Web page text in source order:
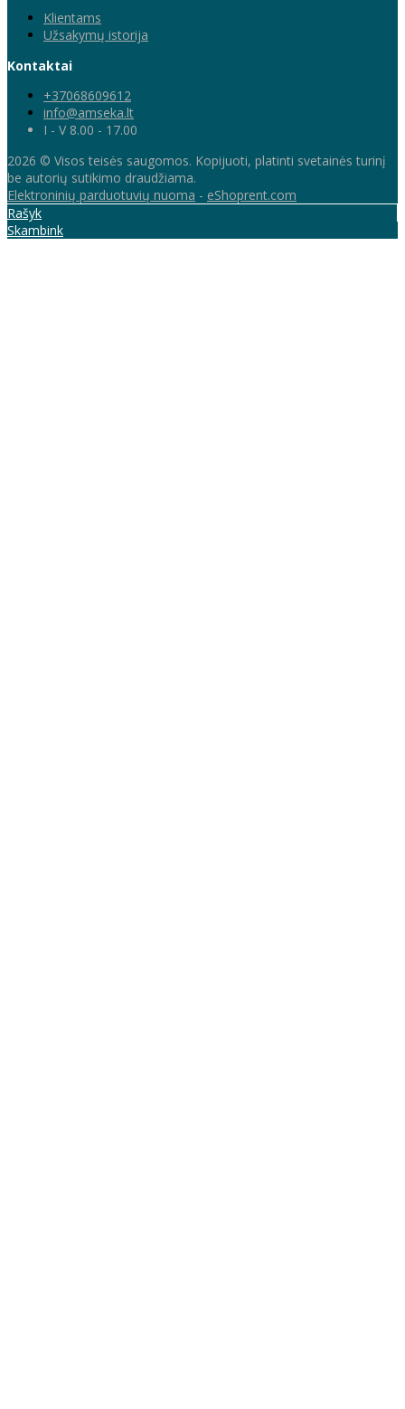
Klientams
Užsakymų istorija
Kontaktai
+37068609612
info@amseka.lt
I - V 8.00 - 17.00
2026 © Visos teisės saugomos. Kopijuoti, platinti svetainės turinį
be autorių sutikimo draudžiama.
Elektroninių parduotuvių nuoma - eShoprent.com
Rašyk
Skambink